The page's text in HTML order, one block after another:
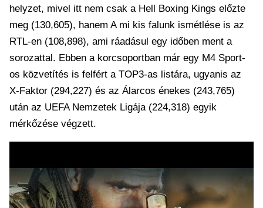
helyzet, mivel itt nem csak a Hell Boxing Kings előzte
meg (130,605), hanem A mi kis falunk ismétlése is az
RTL-en (108,898), ami ráadásul egy időben ment a
sorozattal. Ebben a korcsoportban már egy M4 Sport-
os közvetítés is felfért a TOP3-as listára, ugyanis az
X-Faktor (294,227) és az Álarcos énekes (243,765)
után az UEFA Nemzetek Ligája (224,318) egyik
mérkőzése végzett.